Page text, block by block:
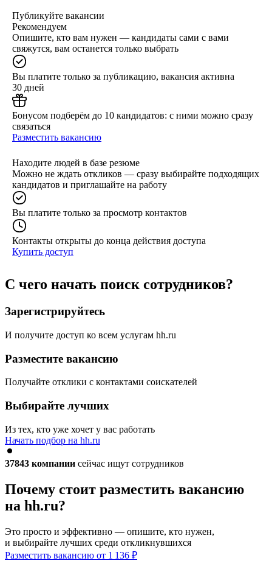
Публикуйте вакансии
Рекомендуем
Опишите, кто вам нужен — кандидаты сами с вами
свяжутся, вам останется только выбрать
Вы платите только за публикацию, вакансия активна
30 дней
Бонусом подберём до 10 кандидатов: с ними можно сразу
связаться
Разместить вакансию
Находите людей в базе резюме
Можно не ждать откликов — сразу выбирайте подходящих
кандидатов и приглашайте на работу
Вы платите только за просмотр контактов
Контакты открыты до конца действия доступа
Купить доступ
С чего начать поиск сотрудников?
Зарегистрируйтесь
И получите доступ ко всем услугам hh.ru
Разместите вакансию
Получайте отклики с контактами соискателей
Выбирайте лучших
Из тех, кто уже хочет у вас работать
Начать подбор на hh.ru
37843 компании сейчас ищут сотрудников
Почему стоит разместить вакансию
на hh.ru?
Это просто и эффективно — опишите, кто нужен,
и выбирайте лучших среди откликнувшихся
Разместить вакансию от 1 136 ₽